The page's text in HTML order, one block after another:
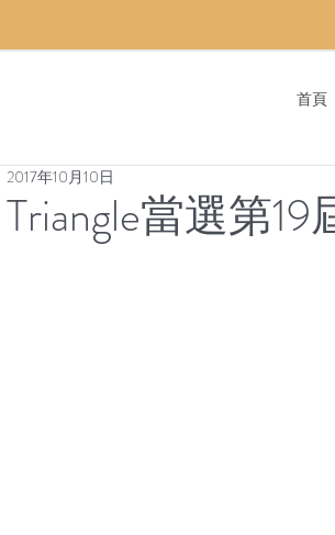
首頁
Triangle當選第
2017年10月10日